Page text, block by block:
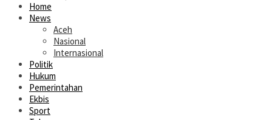
Home
News
Aceh
Nasional
Internasional
Politik
Hukum
Pemerintahan
Ekbis
Sport